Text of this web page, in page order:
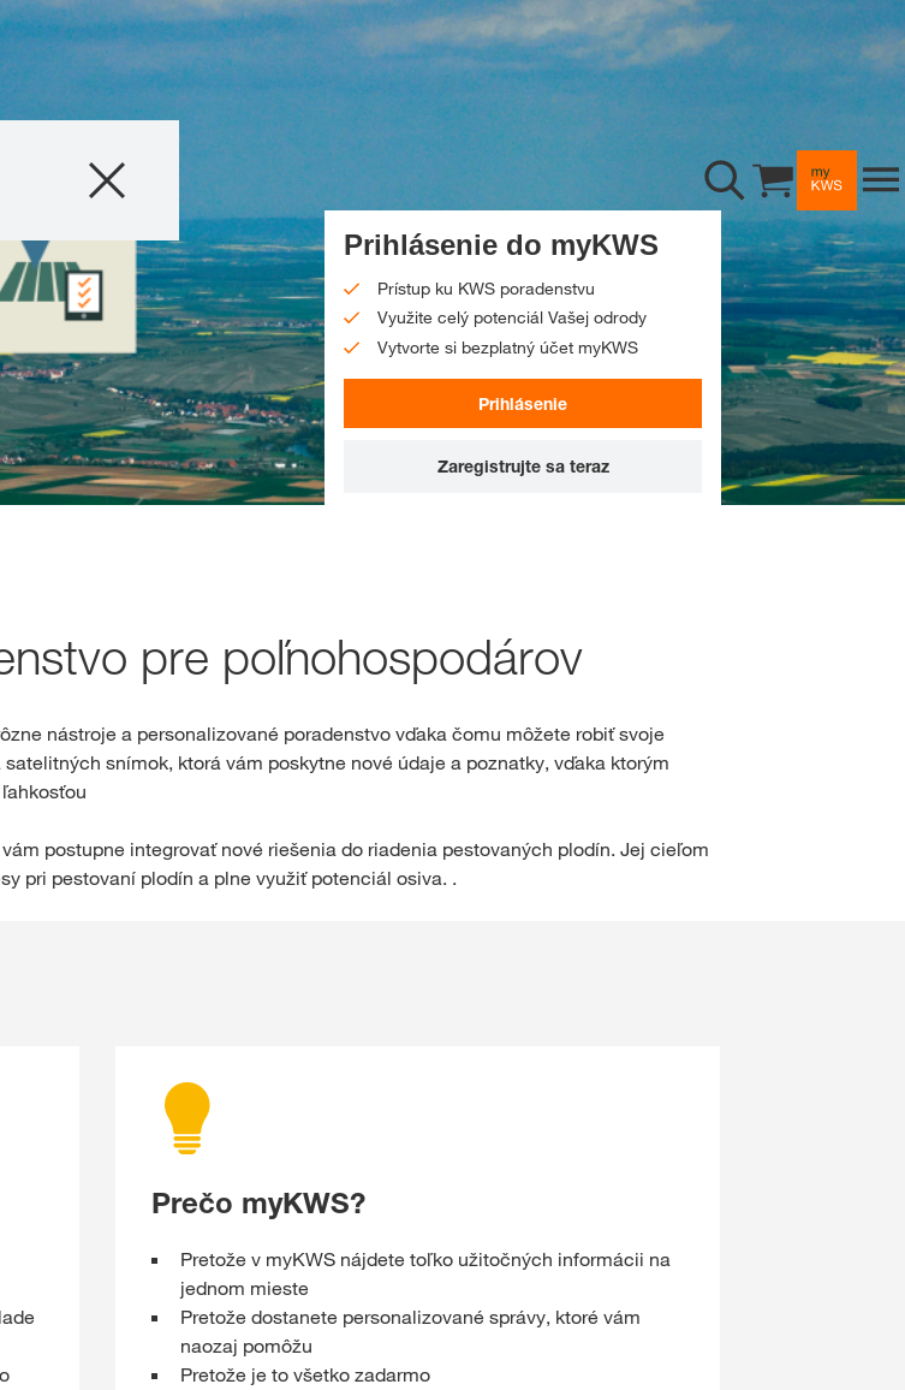
Produkty
Cukrová repa
Repka
Cirok
Slnečnica
Medziplodiny
Poradenstvo
Poradenstvo
Riadenie rastu rastlín
Sejba
Osivá a riešenia
Zber
Využitie plodín
Striedanie plodín
Príbehy a podujatia
Príbehy a podujatia
Podujatia
Sociálne siete
Digitálne služby
Digitálne služby
Aplikácia myKWS
O nás
O nás
Spoločnosť
Exkluzívny obsah
PRIHLÁSENIE
Prihlásenie do myKWS
Prístup ku KWS poradenstvu
Využite celý potenciál Vašej odrody
Vytvorte si bezplatný účet myKWS
Prihlásenie
Zaregistrujte sa teraz
pre poľnohospodárov
nástroje a personalizované poradenstvo vďaka čomu môžete robiť svoje
snímok, ktorá vám poskytne nové údaje a poznatky, vďaka ktorým
postupne integrovať nové riešenia do riadenia pestovaných plodín. Jej cieľom
pri pestovaní plodín a plne využiť potenciál osiva. .
Prečo myKWS?
Pretože v myKWS nájdete toľko užitočných informácii na
jednom mieste
Pretože dostanete personalizované správy, ktoré vám
naozaj pomôžu
Pretože je to všetko zadarmo